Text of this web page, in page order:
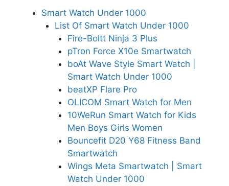
Smart Watch Under 1000
List Of Smart Watch Under 1000
Fire-Boltt Ninja 3 Plus
pTron Force X10e Smartwatch
boAt Wave Style Smart Watch |
Smart Watch Under 1000
beatXP Flare Pro
OLICOM Smart Watch for Men
10WeRun Smart Watch for Kids
Men Boys Girls Women
Bouncefit D20 Y68 Fitness Band
Smartwatch
Wings Meta Smartwatch | Smart
Watch Under 1000